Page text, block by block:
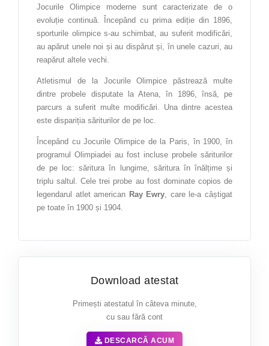
Tehnici poligrafice
Tehnician Operator Tehnică de Calcul
Teologie
Textile pielărie
Turism
PESTE
1000
de proiecte deja realizate
ATESTATE ȘI PROIECTE
Jocurile Olimpice moderne sunt caracterizate de o
evoluție continuă. Începând cu prima ediție din 1896,
sporturile olimpice s-au schimbat, au suferit modificări,
au apărut unele noi și au dispărut și, în unele cazuri, au
reapărut altele vechi.
Atletismul de la Jocurile Olimpice păstrează multe
dintre probele disputate la Atena, în 1896, însă, pe
parcurs a suferit multe modificări. Una dintre acestea
este dispariția săriturilor de pe loc.
Începând cu Jocurile Olimpice de la Paris, în 1900, în
programul Olimpiadei au fost incluse probele săriturilor
de pe loc: săritura în lungime, săritura în înălțime și
triplu saltul. Cele trei probe au fost dominate copios de
legendarul atlet american Ray Ewry, care le-a câștigat
pe toate în 1900 și 1904.
Download atestat
Primești atestatul în câteva minute,
cu sau fără cont
DESCARCĂ ACUM